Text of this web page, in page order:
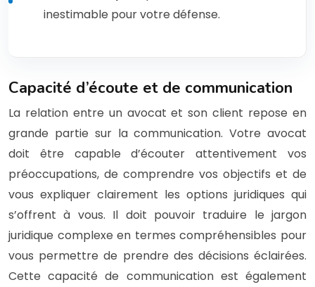
inestimable pour votre défense.
Capacité d’écoute et de communication
La relation entre un avocat et son client repose en
grande partie sur la communication. Votre avocat
doit être capable d’écouter attentivement vos
préoccupations, de comprendre vos objectifs et de
vous expliquer clairement les options juridiques qui
s’offrent à vous. Il doit pouvoir traduire le jargon
juridique complexe en termes compréhensibles pour
vous permettre de prendre des décisions éclairées.
Cette capacité de communication est également